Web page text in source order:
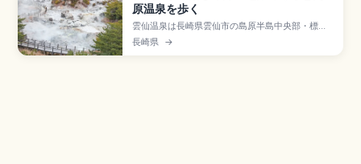
原温泉を歩く
雲仙温泉は長崎県雲仙市の島原半島中央部・標高
約700mに位置する高原温泉で、1934年に日本初
の国立公園「雲仙天草国立公園」に指定された名
長崎県 →